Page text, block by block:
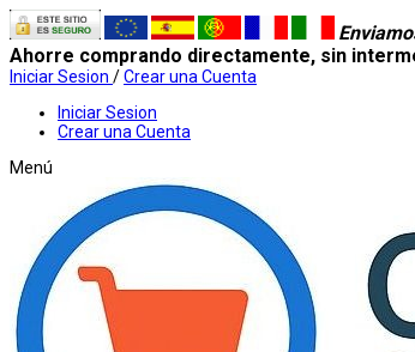
Ahorre comprando directamente, sin
Iniciar Sesion /Crear una Cuenta
Iniciar Sesion
Crear una Cuenta
Menú